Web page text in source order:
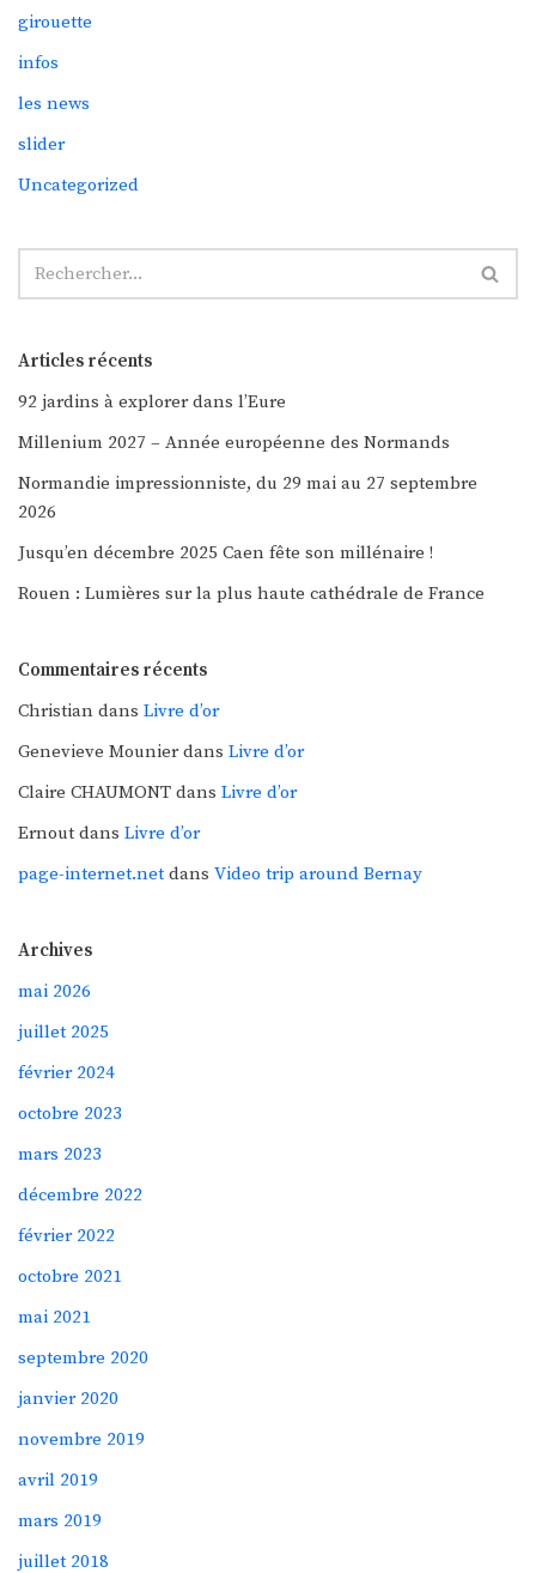
girouette
infos
les news
slider
Uncategorized
Articles récents
92 jardins à explorer dans l’Eure
Millenium 2027 – Année européenne des Normands
Normandie impressionniste, du 29 mai au 27 septembre
2026
Jusqu’en décembre 2025 Caen fête son millénaire !
Rouen : Lumières sur la plus haute cathédrale de France
Commentaires récents
Christian dans Livre d’or
Genevieve Mounierdans Livre d’or
Claire CHAUMONT dans Livre d’or
Ernout dans Livre d’or
page-internet.net dans Video trip around Bernay
Archives
mai 2026
juillet 2025
février 2024
octobre 2023
mars 2023
décembre 2022
février 2022
octobre 2021
mai 2021
septembre 2020
janvier 2020
novembre 2019
avril 2019
mars 2019
juillet 2018